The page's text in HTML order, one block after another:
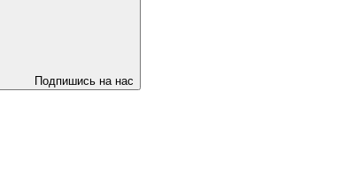
Подпишись на нас